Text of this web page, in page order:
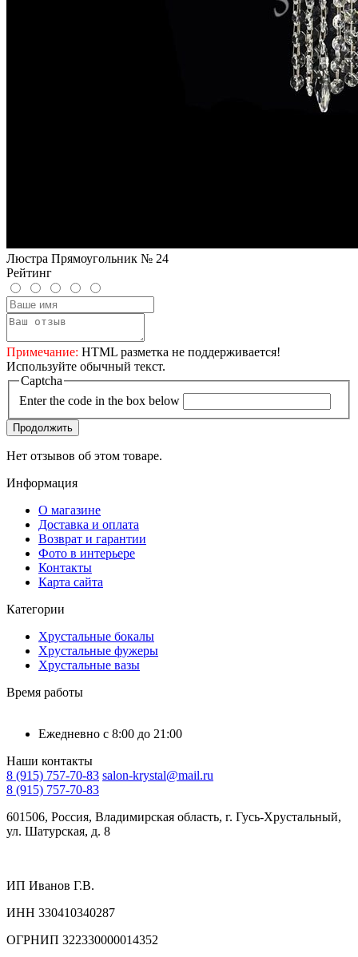
Люстра Прямоугольник № 24
Рейтинг
Примечание: HTML разметка не поддерживается!
Используйте обычный текст.
Captcha
Enter the code in the box below
Продолжить
Нет отзывов об этом товаре.
Информация
О магазине
Доставка и оплата
Возврат и гарантии
Фото в интерьере
Контакты
Карта сайта
Категории
Хрустальные бокалы
Хрустальные фужеры
Хрустальные вазы
Время работы
Ежедневно с 8:00 до 21:00
Наши контакты
8 (915) 757-70-83 salon-krystal@mail.ru
8 (915) 757-70-83
601506, Россия, Владимирская область, г. Гусь-Хрустальный,
ул. Шатурская, д. 8
ИП Иванов Г.В.
ИНН 330410340287
ОГРНИП 322330000014352